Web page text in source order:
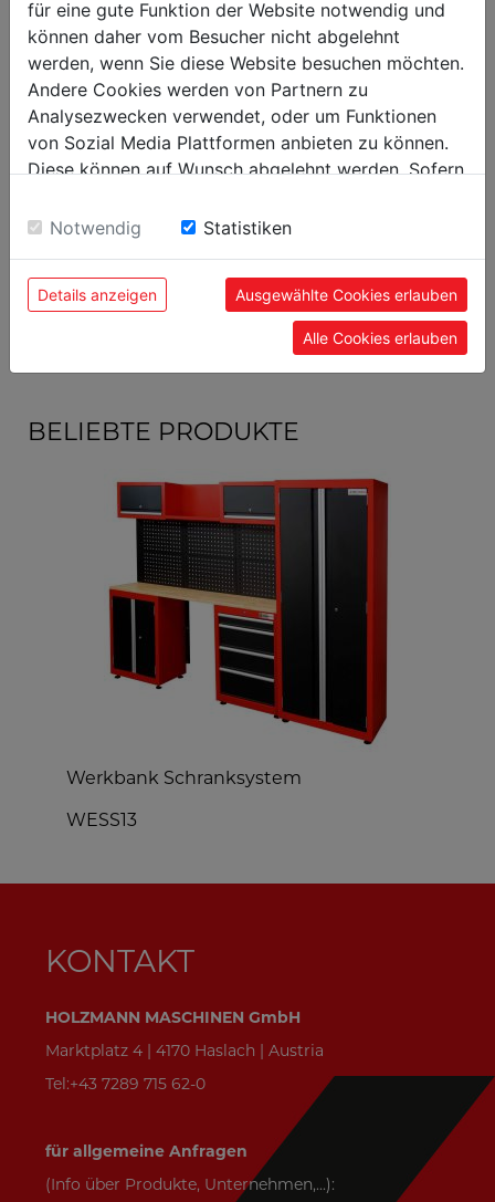
Nettogewicht in kg
3
Versandmaße
Verpackungsbreite in mm
130
Verpackungslänge in mm
440
Allgemeine Daten
EAN Code
9120058378942
BELIEBTE PRODUKTE
Werkbank Schranksystem
WESS13
KONTAKT
HOLZMANN MASCHINEN GmbH
Marktplatz 4 | 4170 Haslach | Austria
Tel:+43 7289 715 62-0
für allgemeine Anfragen
(Info über Produkte, Unternehmen,...):
für eine gute Funktion der Website notwendig und
können daher vom Besucher nicht abgelehnt
werden, wenn Sie diese Website besuchen möchten.
Andere Cookies werden von Partnern zu
Analysezwecken verwendet, oder um Funktionen
von Sozial Media Plattformen anbieten zu können.
Diese können auf Wunsch abgelehnt werden. Sofern
Einwilligung zu unseren Cookies.
Notwendig Statistiken
Details anzeigen Ausgewählte Cookies erlauben
Alle Cookies erlauben